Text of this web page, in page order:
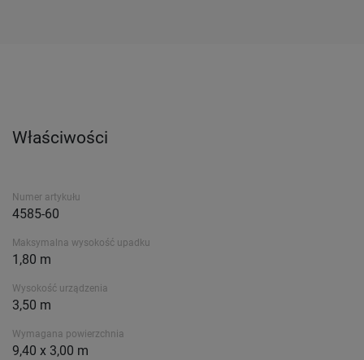
Właściwości
Numer artykułu
4585-60
Maksymalna wysokość upadku
1,80 m
Wysokość urządzenia
3,50 m
Wymagana powierzchnia
9,40 x 3,00 m